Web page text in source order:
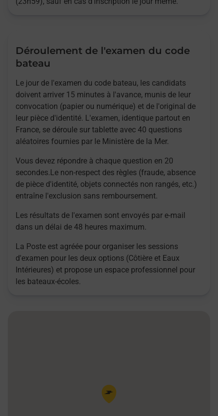
Déroulement de l'examen du code
bateau
Le jour de l'examen du code bateau, les candidats
doivent arriver 15 minutes à l'avance, munis de leur
convocation (papier ou numérique) et de l'original de
leur pièce d'identité. L'examen, identique partout en
France, se déroule sur tablette avec 40 questions
aléatoires fournies par le Ministère de la Mer.
Vous devez répondre à chaque question en 20
secondes.Le non-respect des règles (fraude, absence
de pièce d'identité, objets connectés non rangés, etc.)
entraîne l'exclusion sans remboursement.
Les résultats de l'examen sont envoyés par e-mail
dans un délai de 48 heures maximum.
La Poste est agréée pour organiser les sessions
d'examen pour les deux options (Côtière et Eaux
Intérieures) et propose un espace professionnel pour
les bateaux-écoles.
Pin de la carte